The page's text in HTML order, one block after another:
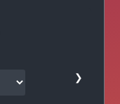
❯